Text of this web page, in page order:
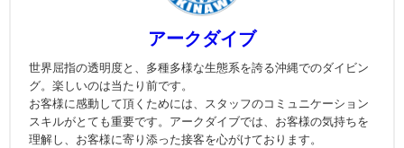
アークダイブ
世界屈指の透明度と、多種多様な生態系を誇る沖縄でのダイビン
グ。楽しいのは当たり前です。
お客様に感動して頂くためには、スタッフのコミュニケーション
スキルがとても重要です。アークダイブでは、お客様の気持ちを
理解し、お客様に寄り添った接客を心がけております。